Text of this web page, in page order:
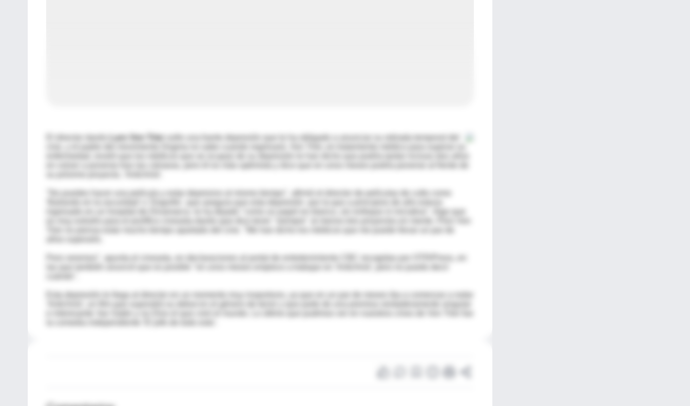
Lars Von Trier
sufre una fuerte depresión que le ha obligado a anunciar su retirada temporal del
"No puedes hacer una película y estar depresivo al mismo tiempo", afirmó el director de películas de culto como
ingresado en un hospital de Dinamarca- le ha dejado "como un papel en blanco, sin enfoque ni iniciativa". Algo que
Pero veremos", apunta el cineasta, en declaraciones al portal de entretenimiento CBC recogidas por OTR/Press, en
Esta depresión le llega al director en un momento muy inoportuno, ya que en un par de meses iba a comenzar a rodar